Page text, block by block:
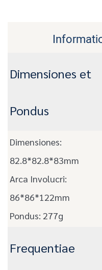
Dimensiones et
Pondus
Dimensiones:
82.8*82.8*83mm
Arca Involucri:
86*86*122mm
Pondus: 277g
Frequentiae